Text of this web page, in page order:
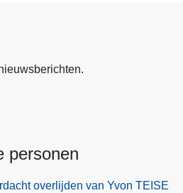
personen
overlijden van Yvon TEISE